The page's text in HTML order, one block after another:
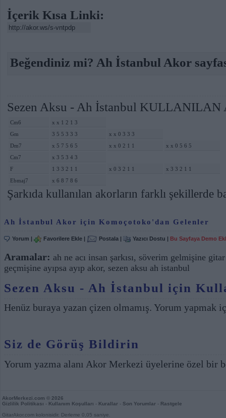
İçerik Kısa Linki:
Beğendiniz mi? Ah İstanbul Akor
Sezen Aksu - Ah İstanbul
Cm6
x x 1 2 1 3
Gm
3 5 5 3 3 3
x x 0 3 3 3
Dm7
x 5 7 5 6 5 x x 0 2 1 1
x x 0 5 6 5
Cm7
x 3 5 3 4 3
F
1 3 3 2 1 1 x 0 3 2 1 1
x 3 3 2 1 1
Ebmaj7
x 6 8 7 8 6
Şarkıda kullanılan akorların farklı şekillerde
Ah İstanbul Akor için Komoçotoko'dan Gelenler
Yorum | Favorilere Ekle | Postala | Yazıcı Dostu | Bu Sayfaya Demo
Aramalar: ah ne acı insan şarkısı, söverim gelmişine
geçmişine ayıpsa ayıp akor, sezen aksu ah istanbul
Sezen Aksu - Ah İstanbul için
Henüz buraya yazan çizen olmamış. Yorum yapmak
Siz de Görüş Bildirin
Yorum yazma alanı Akor Merkezi üyelerine özel bir
AkorMerkezi.com © 2026
Gizlilik Politikası - Kullanım Koşulları - Kurallar - Son Yorumlar - Rastgele
GitarAkor.com kolonisidir. Derleme 0,05 saniye.